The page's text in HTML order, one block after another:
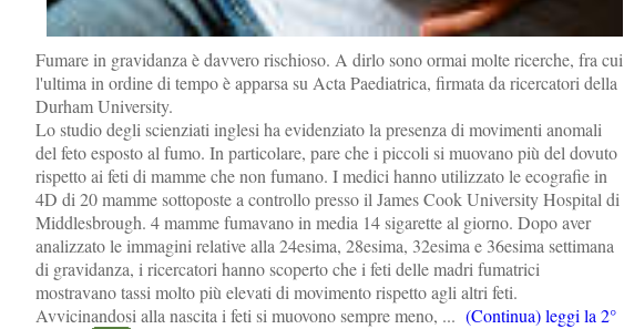
Fumare in gravidanza è davvero rischioso. A dirlo sono ormai molte ricerche, fra cui
l'ultima in ordine di tempo è apparsa su Acta Paediatrica, firmata da ricercatori della
Durham University.
Lo studio degli scienziati inglesi ha evidenziato la presenza di movimenti anomali
del feto esposto al fumo. In particolare, pare che i piccoli si muovano più del dovuto
rispetto ai feti di mamme che non fumano. I medici hanno utilizzato le ecografie in
4D di 20 mamme sottoposte a controllo presso il James Cook University Hospital di
Middlesbrough. 4 mamme fumavano in media 14 sigarette al giorno. Dopo aver
analizzato le immagini relative alla 24esima, 28esima, 32esima e 36esima settimana
di gravidanza, i ricercatori hanno scoperto che i feti delle madri fumatrici
mostravano tassi molto più elevati di movimento rispetto agli altri feti.
Avvicinandosi alla nascita i feti si muovono sempre meno, ... (Continua) leggi la 2°